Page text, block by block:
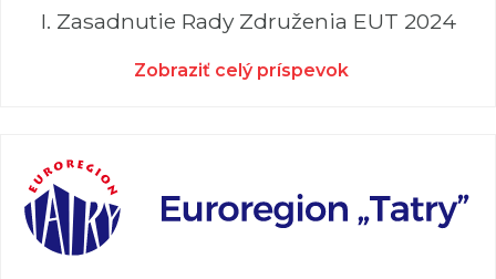
I. Zasadnutie Rady Združenia EUT 2024
Zobraziť celý príspevok